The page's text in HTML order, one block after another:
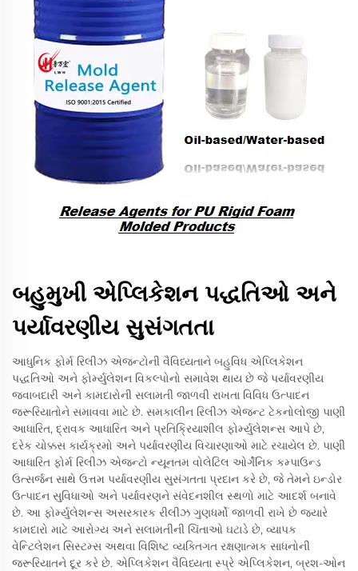
બહુમુખી એપ્લિકેશન પદ્ધતિઓ અને
પર્યાવરણીય સુસંગતતા
આધુનિક ફોર્મ રિલીઝ એજન્ટોની વૈવિધ્યતાને બહુવિધ એપ્લિકેશન
પદ્ધતિઓ અને ફોર્મ્યુલેશન વિકલ્પોનો સમાવેશ થાય છે જે પર્યાવરણીય
જવાબદારી અને કામદારોની સલામતી જાળવી રાખતા વિવિધ ઉત્પાદન
જરૂરિયાતોને સમાવવા માટે છે. સમકાલીન રિલીઝ એજન્ટ ટેકનોલોજી પાણી
આધારિત, દ્રાવક આધારિત અને પ્રતિક્રિયાશીલ ફોર્મ્યુલેશન્સ આપે છે,
દરેક ચોક્કસ કાર્યક્રમો અને પર્યાવરણીય વિચારણાઓ માટે રચાયેલ છે. પાણી
આધારિત ફોર્મ રિલીઝ એજન્ટો ન્યૂનતમ વોલેટિલ ઓર્ગેનિક કમ્પાઉન્ડ
ઉત્સર્જન સાથે ઉત્તમ પર્યાવરણીય સુસંગતતા પ્રદાન કરે છે, જે તેમને ઇન્ડોર
ઉત્પાદન સુવિધાઓ અને પર્યાવરણને સંવેદનશીલ સ્થળો માટે આદર્શ બનાવે
છે. આ ફોર્મ્યુલેશન્સ અસરકારક રીલીઝ ગુણધર્મો જાળવી રાખે છે જ્યારે
કામદારો માટે આરોગ્ય અને સલામતીની ચિંતાઓ ઘટાડે છે, વ્યાપક
વેન્ટિલેશન સિસ્ટમ્સ અથવા વિશિષ્ટ વ્યક્તિગત રક્ષણાત્મક સાધનોની
જરૂરિયાતને દૂર કરે છે. એપ્લિકેશન વૈવિધ્યતા સ્પ્રે એપ્લિકેશન, બ્રશ-ઓન